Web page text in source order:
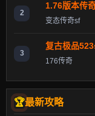
2
1.76版本传
变态传奇sf
3
复古极品
176传奇
最新攻略